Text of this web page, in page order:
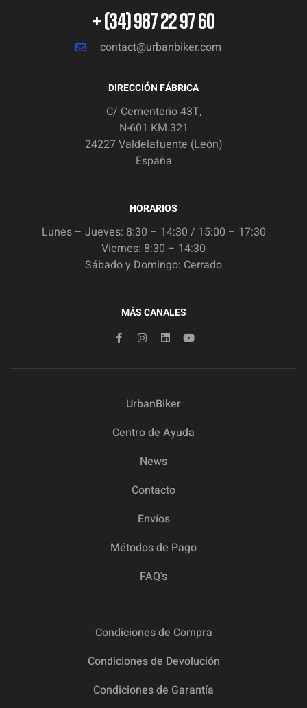
+ (34) 987 22 97 60
contact@urbanbiker.com
DIRECCIÓN FÁBRICA
C/ Cementerio 43T,
N-601 KM.321
24227 Valdelafuente (León)
España
HORARIOS
Lunes – Jueves: 8:30 – 14:30 / 15:00 – 17:30
Viernes: 8:30 – 14:30
Sábado y Domingo: Cerrado
MÁS CANALES
UrbanBiker
Centro de Ayuda
News
Contacto
Envíos
Métodos de Pago
FAQ's
Condiciones de Compra
Condiciones de Devolución
Condiciones de Garantía